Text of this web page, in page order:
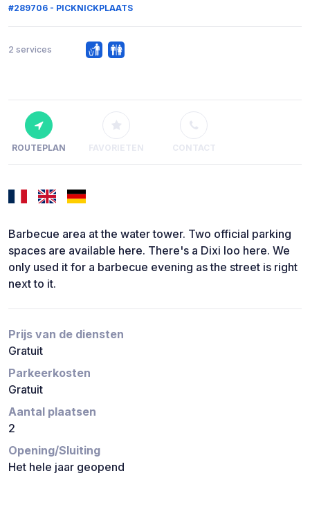
#289706 - PICKNICKPLAATS
2 services
ROUTEPLAN FAVORIETEN CONTACT
Barbecue area at the water tower. Two official parking
spaces are available here. There's a Dixi loo here. We
only used it for a barbecue evening as the street is right
next to it.
Prijs van de diensten
Gratuit
Parkeerkosten
Gratuit
Aantal plaatsen
2
Opening/Sluiting
Het hele jaar geopend